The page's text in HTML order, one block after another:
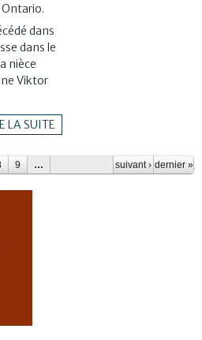
dans
dans le
nièce
Viktor
LA SUITE
9 … suivant › dernier »